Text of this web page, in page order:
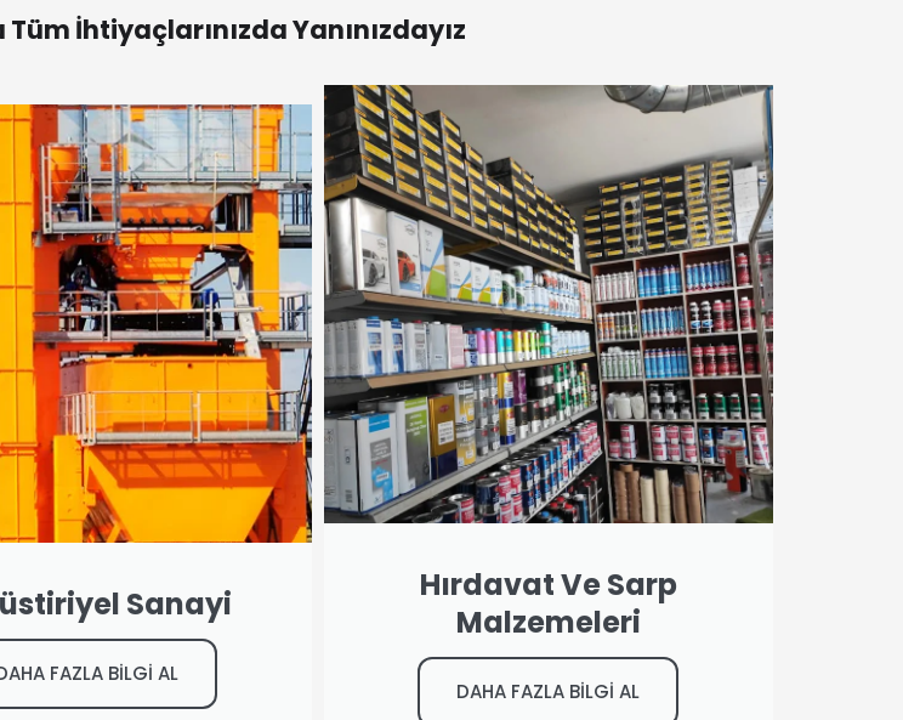
İhtiyaçlarınızda Yanınızdayız
Sanayi
FAZLA BİLGİ AL
Hırdavat Ve Sarp
Malzemeleri
DAHA FAZLA BİLGİ AL